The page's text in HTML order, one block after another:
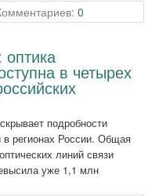
0
оптика
в четырех
подробности
в регионах России. Общая
линий связи
уже 1,1 млн